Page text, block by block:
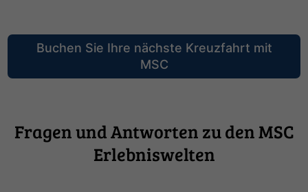
Buchen Sie Ihre nächste Kreuzfahrt mit
MSC
Fragen und Antworten zu den MSC
Erlebniswelten